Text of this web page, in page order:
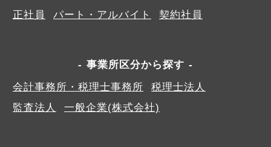
正社員
パート・アルバイト 契約社員
事業所区分から探す
会計事務所・税理士事務所
税理士法人
監査法人
一般企業(株式会社)